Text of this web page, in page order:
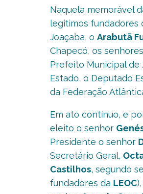
Naquela memorável
legitimos fundadores
Joaçaba, o Arabutã
Chapecó, os senhores
Prefeito Municipal de
Estado, o Deputado
da Federação
Em ato contínuo, e
eleito o senhor
Presidente o senhor
Secretário Geral,
Castilhos, segundo
fundadores da LEOC